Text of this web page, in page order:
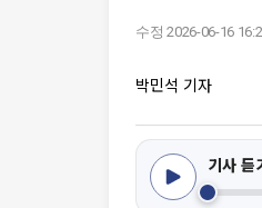
수정 2026-06-16
박민석 기자
기사 듣